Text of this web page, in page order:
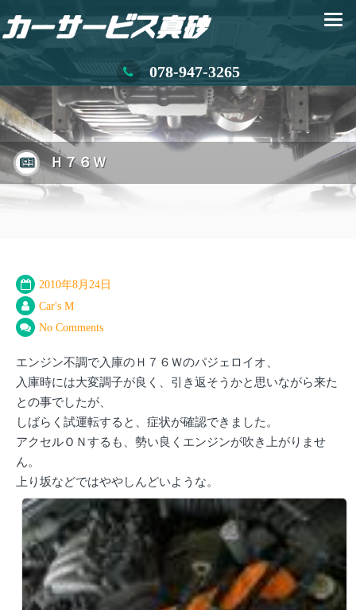
078-947-3265
Ｈ７６Ｗ
2010年8月24日
Car's M
No Comments
エンジン不調で入庫のＨ７６Ｗのパジェロイオ、
入庫時には大変調子が良く、引き返そうかと思いながら来た
との事でしたが、
しばらく試運転すると、症状が確認できました。
アクセルＯＮするも、勢い良くエンジンが吹き上がりませ
ん。
上り坂などではややしんどいような。